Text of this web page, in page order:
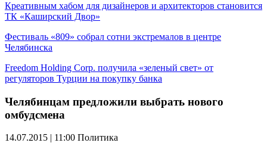
Креативным хабом для дизайнеров и архитекторов становится
ТК «Каширский Двор»
Фестиваль «809» собрал сотни экстремалов в центре
Челябинска
Freedom Holding Corp. получила «зеленый свет» от
регуляторов Турции на покупку банка
Челябинцам предложили выбрать нового
омбудсмена
14.07.2015 | 11:00 Политика